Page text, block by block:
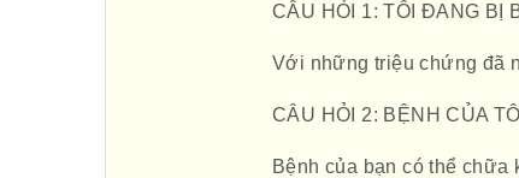
CÂU HỎI 1: TÔI ĐANG BỊ
Với những triệu chứng đã
CÂU HỎI 2: BỆNH CỦA
Bệnh của bạn có thể